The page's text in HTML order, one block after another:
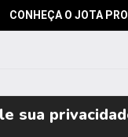
CONHEÇA O JOTA PRO